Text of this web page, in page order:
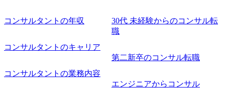
工程の経験 ・サブリーダー以上のマネジメント経験 ・お客
様との折衝経験、交渉経験 ・組織課題に対して主体的に業
務改善に取り組まれたご経験 ・アジャイル/スクラムへの興
味関心 ● 求める人物像 ・リーダーシップが取れる方/一人称
で主体的に動ける方 ・年齢にこだわらず、アドバイスを素
直に受け取れる方 ・推進力のある方
コンサルタントの年収
コンサルタントのキャリア
コンサルタントの業務内容
30代 未経験からのコンサル転
職
第二新卒のコンサル転職
エンジニアからコンサル